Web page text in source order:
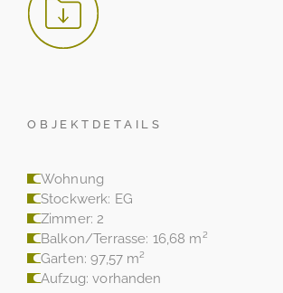
OBJEKTDETAILS
Wohnung
Stockwerk: EG
Zimmer: 2
Balkon/Terrasse: 16,68 m²
Garten: 97,57 m²
Aufzug: vorhanden